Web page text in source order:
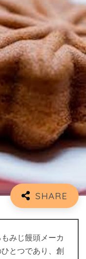
みじ饅頭メーカ
とつであり、創